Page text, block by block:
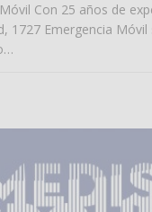
Con 25 años de
1727 Emergencia Móvil